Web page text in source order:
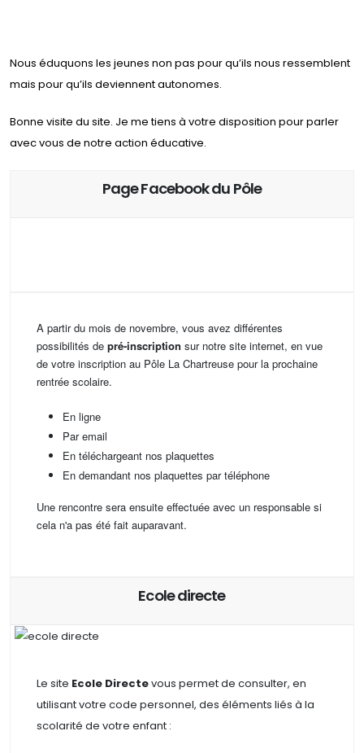
Nous éduquons les jeunes non pas pour qu’ils nous ressemblent
mais pour qu’ils deviennent autonomes.
Bonne visite du site. Je me tiens à votre disposition pour parler
avec vous de notre action éducative.
Page Facebook du Pôle
A partir du mois de novembre, vous avez différentes
possibilités de pré-inscription sur notre site internet, en vue
de votre inscription au Pôle La Chartreuse pour la prochaine
rentrée scolaire.
En ligne
Par email
En téléchargeant nos plaquettes
En demandant nos plaquettes par téléphone
Une rencontre sera ensuite effectuée avec un responsable si
cela n'a pas été fait auparavant.
Ecole directe
Le site Ecole Directevous permet de consulter, en
utilisant votre code personnel, des éléments liés à la
scolarité de votre enfant :